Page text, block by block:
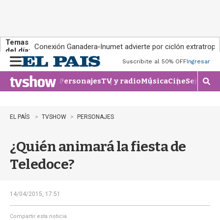
Temas
del día: Conexión Ganadera Inumet advierte por ciclón
n
u
Suscribite al 50% OFFIngresar
PersonajesTV y radioMúsicaCineSeries
M
o
e
EL PAÍS TVSHOW PERSONAJES
¿Quién animará la fiesta de
Teledoce?
14/04/2015, 17:51
Compartir esta noticia